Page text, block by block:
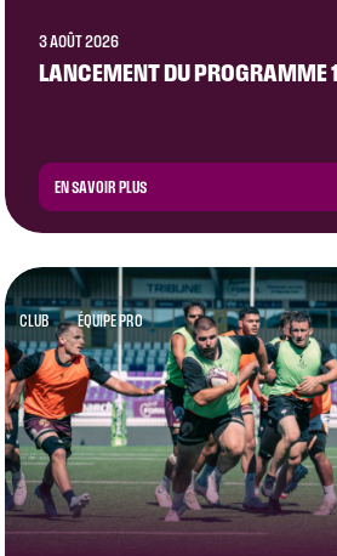
3 AOÛT 2026
LANCEMENT DU PROGRAMME
EN SAVOIR PLUS
CLUB ÉQUIPE PRO